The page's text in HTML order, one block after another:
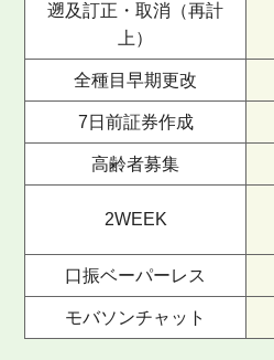
遡及訂正・取消（再計
上）
全種目早期更改
7日前証券作成
高齢者募集
2WEEK
口振ベーパーレス
モバソンチャット